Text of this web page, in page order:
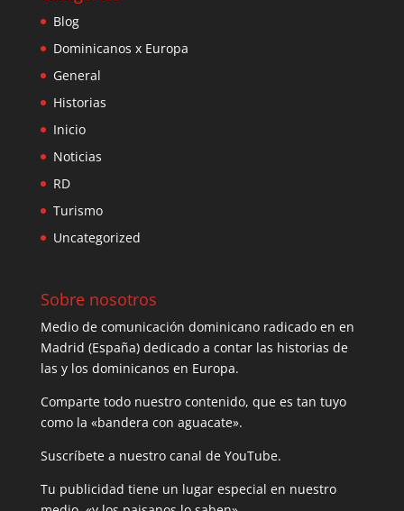
Blog
Dominicanos x Europa
General
Historias
Inicio
Noticias
RD
Turismo
Uncategorized
Sobre nosotros
Medio de comunicación dominicano radicado en en
Madrid (España) dedicado a contar las historias de
las y los dominicanos en Europa.
Comparte todo nuestro contenido, que es tan tuyo
como la «bandera con aguacate».
Suscríbete a nuestro canal de YouTube.
Tu publicidad tiene un lugar especial en nuestro